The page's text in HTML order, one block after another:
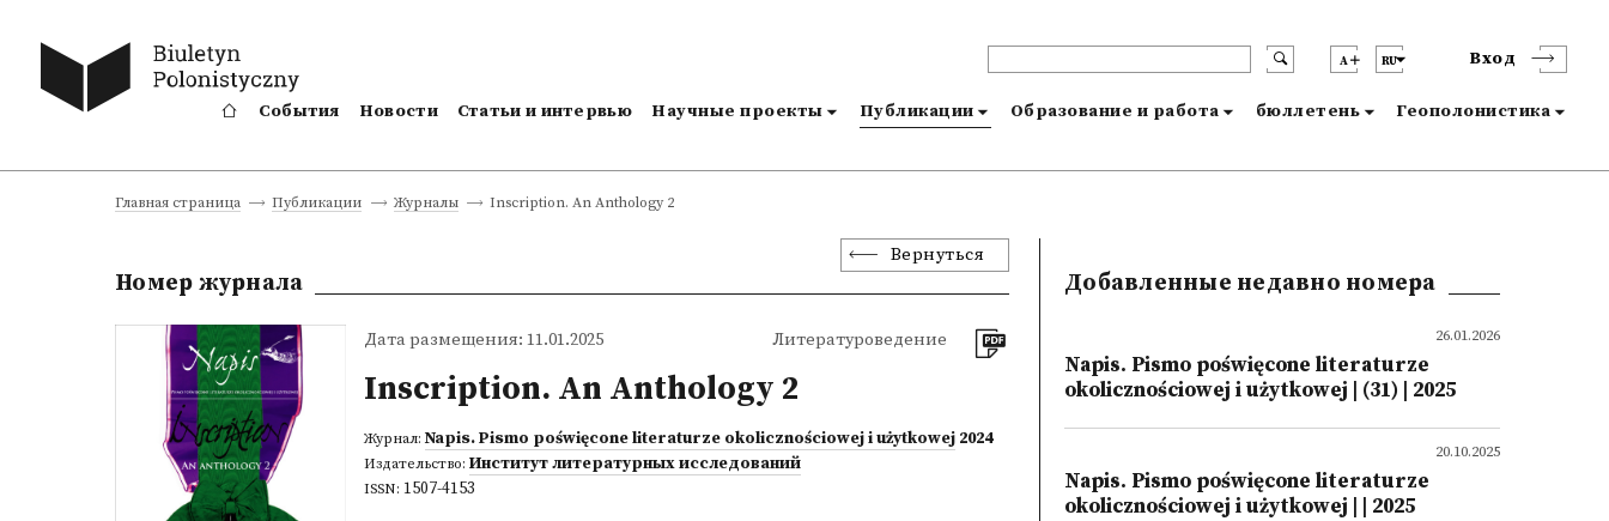
A RU Вход
События Новости Статьи и интервью Научные проекты Публикации Образование и работа бюллетень Геополонистика
Главная страница Публикации Журналы Inscription. An Anthology 2
Вернуться
Номер журнала
Дата размещения: 11.01.2025 Литературоведение
Inscription. An Anthology 2
Журнал: Napis. Pismo poświęcone literaturze okolicznościowej i użytkowej 2024
Издательство: Институт литературных исследований
ISSN: 1507-4153
Добавленные недавно номера
26.01.2026
Napis. Pismo poświęcone literaturze
okolicznościowej i użytkowej | (31) | 2025
20.10.2025
Napis. Pismo poświęcone literaturze
okolicznościowej i użytkowej | | 2025